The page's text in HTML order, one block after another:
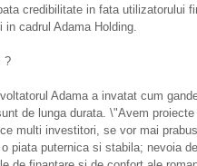
credibilitate in fata utilizatorului
cadrul Adama Holding.
?
Adama a invatat cum
de lunga durata. \"Avem
multi investitori, se vor mai
piata puternica si stabila; nevoia de